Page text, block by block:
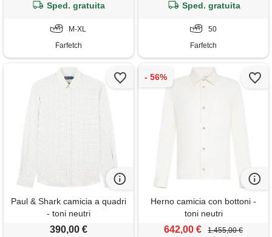
Sped. gratuita
M-XL
Farfetch
Sped. gratuita
50
Farfetch
Paul & Shark camicia a quadri
- toni neutri
390,00 €
Herno camicia con bottoni -
toni neutri
642,00 € 1.455,00 €